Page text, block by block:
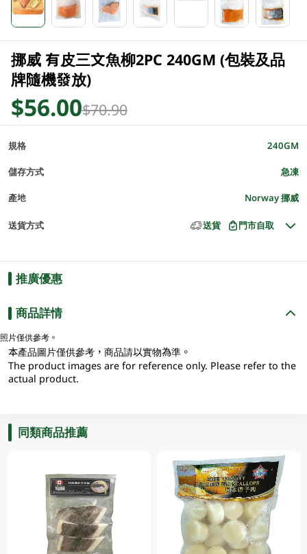
挪威 有皮三文魚柳2PC 240GM (包裝及品
牌隨機發放)
$56.00$70.90
規格 240GM
儲存方式 急凍
產地 Norway 挪威
送貨方式 送貨 門市自取
推廣優惠
商品詳情
照片僅供參考。
本產品圖片僅供參考，商品請以實物為準。
The product images are for reference only. Please refer to the
actual product.
同類商品推薦